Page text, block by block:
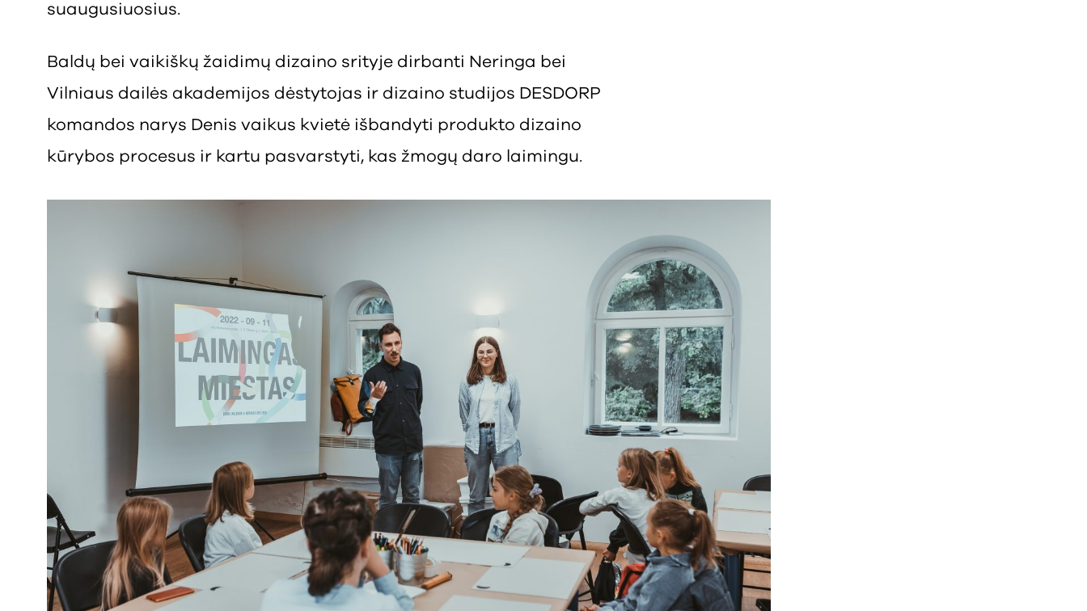
suaugusiuosius.
Baldų bei vaikiškų žaidimų dizaino srityje dirbanti Neringa bei
Vilniaus dailės akademijos dėstytojas ir dizaino studijos DESDORP
komandos narys Denis vaikus kvietė išbandyti produkto dizaino
kūrybos procesus ir kartu pasvarstyti, kas žmogų daro laimingu.